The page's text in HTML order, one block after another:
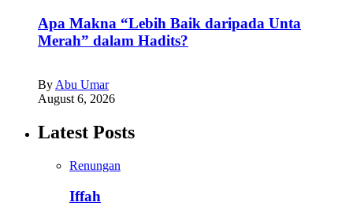
Apa Makna “Lebih Baik daripada Unta
Merah” dalam Hadits?
ByAbu Umar
August 6, 2026
Latest Posts
Renungan
Iffah